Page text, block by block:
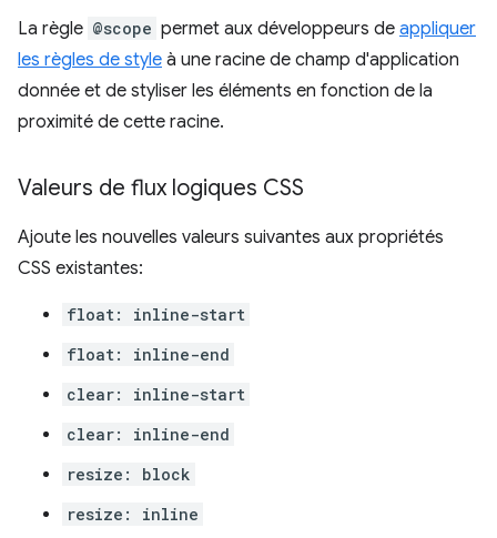
La règle @scope permet aux développeurs de appliquer
les règles de style à une racine de champ d'application
donnée et de styliser les éléments en fonction de la
proximité de cette racine.
Valeurs de flux logiques CSS
Ajoute les nouvelles valeurs suivantes aux propriétés
CSS existantes:
float: inline-start
float: inline-end
clear: inline-start
clear: inline-end
resize: block
resize: inline